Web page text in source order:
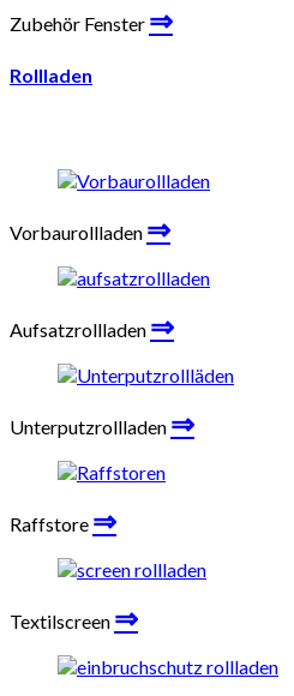
Zubehör Fenster ⇒
Rollladen
Vorbaurollladen ⇒
Aufsatzrollladen ⇒
Unterputzrollladen ⇒
Raffstore ⇒
Textilscreen ⇒